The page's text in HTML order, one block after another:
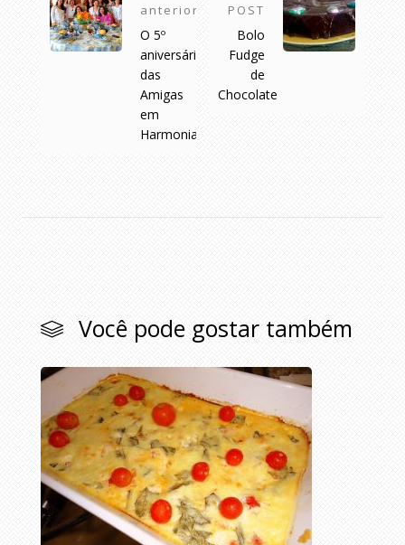
anterior
O 5º
aniversário
das
Amigas
em
Harmonia
POST
Bolo
Fudge
de
Chocolate
Você pode gostar também